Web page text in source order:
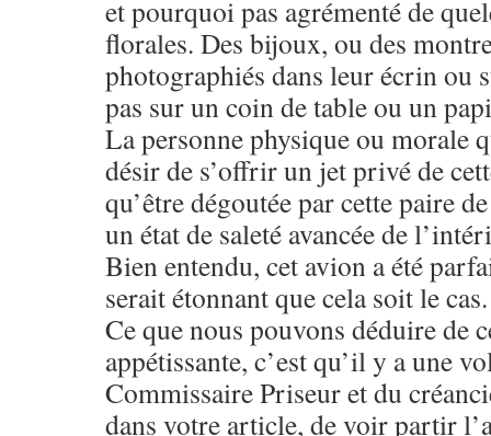
et pourquoi pas agrémenté de
florales. Des bijoux, ou des
photographiés dans leur écrin ou
pas sur un coin de table ou un
La personne physique ou morale
désir de s’offrir un jet privé de
qu’être dégoutée par cette paire
un état de saleté avancée de
Bien entendu, cet avion a été
serait étonnant que cela soit le cas.
Ce que nous pouvons déduire de
appétissante, c’est qu’il y a une
Commissaire Priseur et du
dans votre article, de voir partir